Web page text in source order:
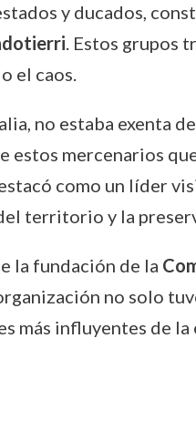
y ducados,
. Estos grupos
el caos.
no estaba exenta
mercenarios
como un líder
territorio y la
la fundación de la
no solo
más influyentes de la